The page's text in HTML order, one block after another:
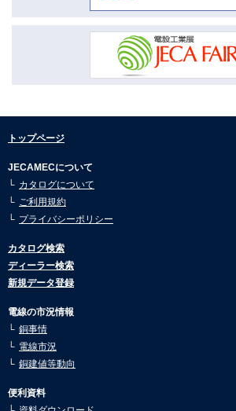
総合カタログ2023-2025（アイホン） (1)
SECURITY SOLUTION（池上通信機） (1)
総合カタログ2022-2023（シンクレイヤ） (1)
ビデオカメラシステム総合カタログ(竹中エンジ
市況動向2月号を公開しました。
市況動向1月号を公開しました。
2026.01.08
2026.01.08
市況動向10月号を公開しました。
2026.01.08
2026.01.08
市況動向8月号を公開しました。
市況動向7月号を公開しました。
2025.07.30
市況動向6月号を公開しました。
市況動向5月号を公開しました。
トップページ
JECAMECについて
カタログについて
ご利用規約
プライバシーポリシー
カタログ検索
ディーラー検索
新規データ登録
電線の市況情報
銅事情
電線市況
銅建値等動向
便利資料